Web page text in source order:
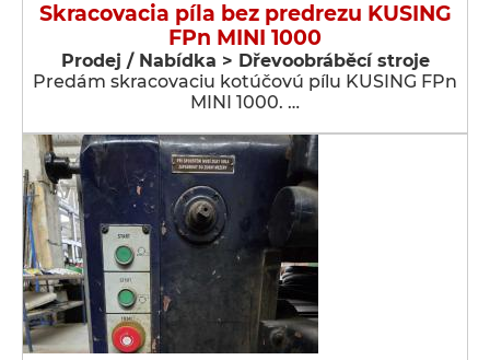
Skracovacia píla bez predrezu KUSING
FPn MINI 1000
Prodej / Nabídka > Dřevoobráběcí stroje
Predám skracovaciu kotúčovú pílu KUSING FPn
MINI 1000. …